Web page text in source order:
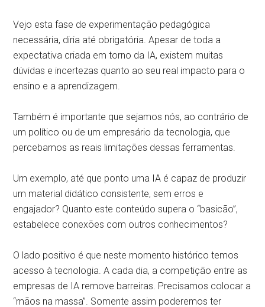
Vejo esta fase de experimentação pedagógica
necessária, diria até obrigatória. Apesar de toda a
expectativa criada em torno da IA, existem muitas
dúvidas e incertezas quanto ao seu real impacto para o
ensino e a aprendizagem.
Também é importante que sejamos nós, ao contrário de
um político ou de um empresário da tecnologia, que
percebamos as reais limitações dessas ferramentas.
Um exemplo, até que ponto uma IA é capaz de produzir
um material didático consistente, sem erros e
engajador? Quanto este conteúdo supera o “basicão”,
estabelece conexões com outros conhecimentos?
O lado positivo é que neste momento histórico temos
acesso à tecnologia. A cada dia, a competição entre as
empresas de IA remove barreiras. Precisamos colocar a
“mãos na massa”. Somente assim poderemos ter